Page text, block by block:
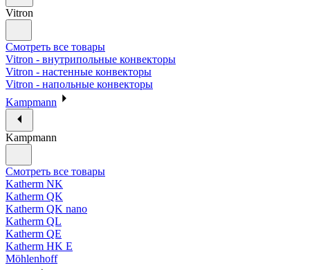
Vitron
Смотреть все товары
Vitron - внутрипольные конвекторы
Vitron - настенные конвекторы
Vitron - напольные конвекторы
Kampmann
Kampmann
Смотреть все товары
Katherm NK
Katherm QK
Katherm QK nano
Katherm QL
Katherm QE
Katherm HK E
Möhlenhoff